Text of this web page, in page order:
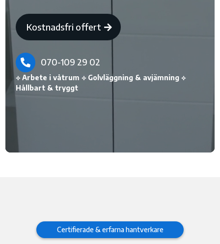
Kostnadsfri offert
 070-109 29 02
⟡ Arbete i våtrum ⟡ Golvläggning & avjämning ⟡
Hållbart & tryggt
Certifierade & erfarna hantverkare